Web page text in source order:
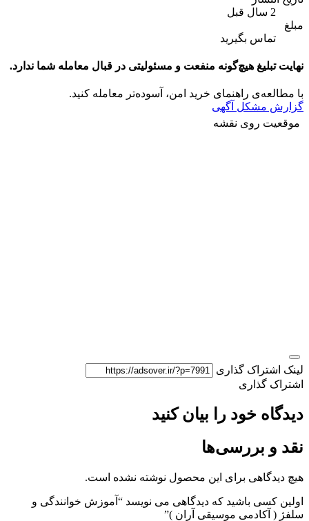
2 سال قبل
مبلغ
تماس بگیرید
نهایت تبلیغ هیچ‌گونه منفعت و مسئولیتی در قبال معامله شما ندارد.
با مطالعه‌ی راهنمای خرید امن، آسوده‌تر معامله کنید.
گزارش مشکل آگهی
موقعیت روی نقشه
لینک اشتراک گذاری
اشتراک گذاری
دیدگاه خود را بیان کنید
نقد و بررسی‌ها
هیچ دیدگاهی برای این محصول نوشته نشده است.
اولین کسی باشید که دیدگاهی می نویسد “آموزش خوانندگی و
سلفژ ( آکادمی موسیقی آران )”